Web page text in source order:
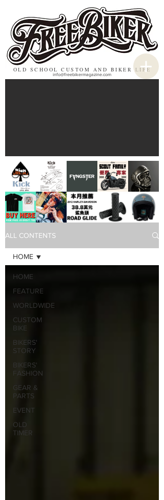
OLD SCHOOL CUSTOM AND BIKER LIFE
info@freebikermagazine.com
ALL CONTENTS
HOME
FEATURE
WORLDWIDE
CUSTOM
BIKE
BIKERS'
STORY
BIKERS'
FASHION
GEAR &
PARTS
EVENT
OLD
TIMER
HOME